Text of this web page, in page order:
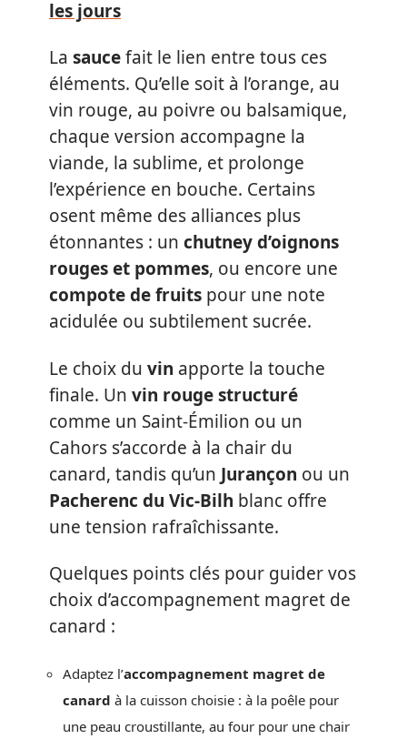
les jours
La saucefait le lien entre tous ces
éléments. Qu’elle soit à l’orange, au
vin rouge, au poivre ou balsamique,
chaque version accompagne la
viande, la sublime, et prolonge
l’expérience en bouche. Certains
osent même des alliances plus
étonnantes : un chutney d’oignons
rouges et pommes, ou encore une
compote de fruits pour une note
acidulée ou subtilement sucrée.
Le choix du vin apporte la touche
finale. Un vin rouge structuré
comme un Saint-Émilion ou un
Cahors s’accorde à la chair du
canard, tandis qu’un Jurançon ou un
Pacherenc du Vic-Bilh blanc offre
une tension rafraîchissante.
Quelques points clés pour guider vos
choix d’accompagnement magret de
canard :
Adaptez l’accompagnement magret de
canard à la cuisson choisie : à la poêle pour
une peau croustillante, au four pour une chair